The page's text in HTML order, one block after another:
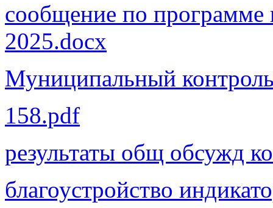
сообщение по программе
2025.docx
Муниципальный контроль
158.pdf
результаты общ обсужд
благоустройство